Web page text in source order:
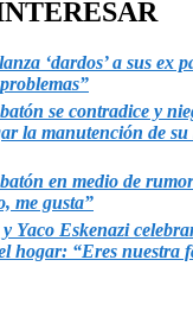
‘dardos’ a sus ex
se contradice y
la manutención de
en medio de
me gusta”
Yaco Eskenazi
hogar: “Eres nuestra